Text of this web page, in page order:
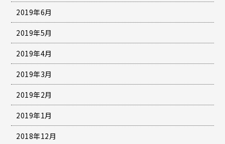
2019年6月
2019年5月
2019年4月
2019年3月
2019年2月
2019年1月
2018年12月